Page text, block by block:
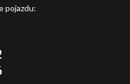
pojazdu: